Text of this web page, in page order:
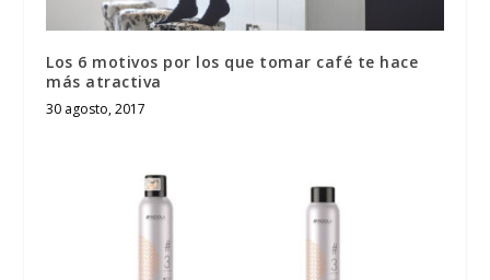
Los 6 motivos por los que tomar café te hace
más atractiva
30 agosto, 2017